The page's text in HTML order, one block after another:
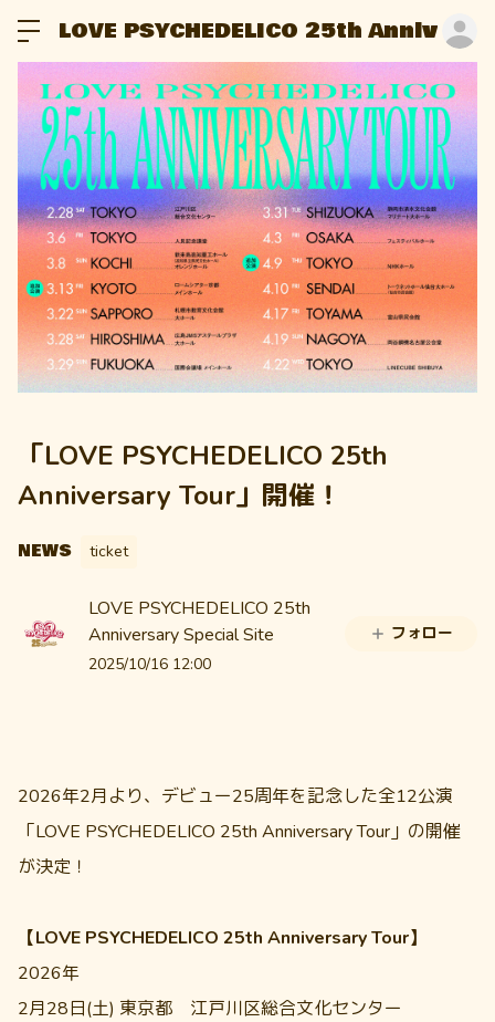
LOVE PSYCHEDELICO 25th
「LOVE PSYCHEDELICO 25th
Anniversary Tour」開催！
NEWS ticket
LOVE PSYCHEDELICO 25th
Anniversary Special Site
2025/10/16 12:00
フォロー
2026年2月より、デビュー25周年を記念した全12公演
「LOVE PSYCHEDELICO 25th Anniversary Tour」の開催
が決定！
【LOVE PSYCHEDELICO 25th Anniversary Tour】
2026年
2月28日(土) 東京都 江戸川区総合文化センター